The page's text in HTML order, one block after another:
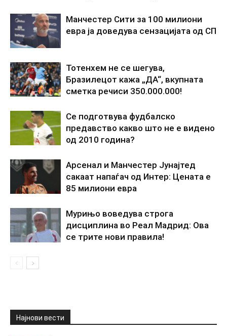
Манчестер Сити за 100 милиони
евра ја доведува сензацијата од СП
Тотенхем не се шегува,
Бразилецот кажа „ДА“, вкупната
сметка речиси 350.000.000!
Се подготвува фудбалско
предавство какво што не е видено
од 2010 година?
Арсенал и Манчестер Јунајтед
сакаат напаѓач од Интер: Цената е
85 милиони евра
Мурињо воведува строга
дисциплина во Реал Мадрид: Ова
се трите нови правила!
Најнови вести